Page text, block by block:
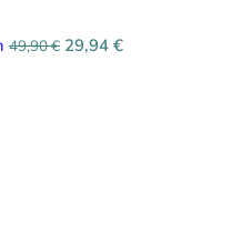
49,90€ 29,94 €